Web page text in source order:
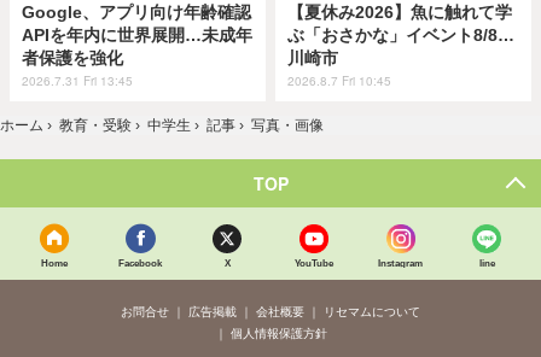
Google、アプリ向け年齢確認
APIを年内に世界展開…未成年
者保護を強化
2026.7.31 Fri 13:45
【夏休み2026】魚に触れて学
ぶ「おさかな」イベント8/8…
川崎市
2026.8.7 Fri 10:45
ホーム › 教育・受験 › 中学生 › 記事 › 写真・画像
TOP
Home Facebook X YouTube Instagram line
お問合せ 広告掲載 会社概要
リセマムについて
個人情報保護方針